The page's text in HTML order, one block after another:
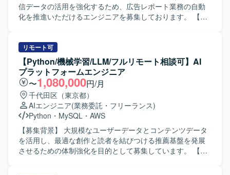
信データの活用を強化するため、広告レポート業務の自動
化を推進いただけるエンジニアを募集しております。 【作
す。具体的には、各広告媒体の広告APIを利用した配信デー
タの取得およびWebスクレイピングによるデータ収集、取
得データの整形・集計、DBへの保存、レポートへの反映、
スプレッドシートのレポート枠作成と調整、予算超過アラ
ートなど各種ツールの作成、内部BIツールのダッシュボー
ド作成、外部クライアントへのデータ送信などを行ってい
ただきます。 【求める人物像】 広告配信データの特性を理
解しながら、自動化や効率化の観点で主体的に改善提案が
できる方を求めております。また、関係者とのコミュニケ
ーションを通じて要件を整理し、着実に開発・運用までや
りきる姿勢をお持ちの方が望ましいです。 【ポジションの
リモート可
【Python/機械学習/LLM/フルリモート相談可】AI
プラットフォームエンジニア
〜1,080,000円/月
千代田区（東京都）
AIエンジニア(業務委託・フリーランス)
Python ・ MySQL ・ AWS
【募集背景】 大規模なユーザーデータとコンテンツデータ
を活用し、最適な創作と読者を結びつける推薦基盤を発展
させるための体制強化を目的として募集しています。 【作